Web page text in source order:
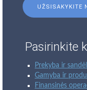
UŽSISAKYKITE
Pasirinkite
Prekyba ir
Gamyba ir
Finansinės